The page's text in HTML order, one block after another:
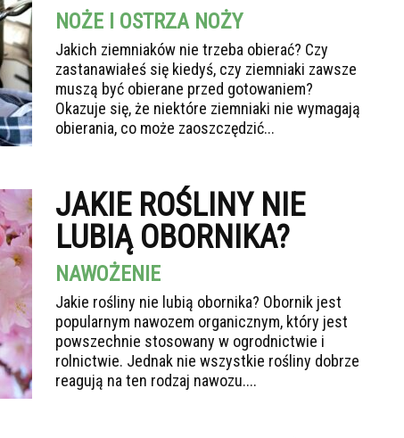
NOŻE I OSTRZA NOŻY
Jakich ziemniaków nie trzeba obierać? Czy
zastanawiałeś się kiedyś, czy ziemniaki zawsze
muszą być obierane przed gotowaniem?
Okazuje się, że niektóre ziemniaki nie wymagają
obierania, co może zaoszczędzić...
JAKIE ROŚLINY NIE
LUBIĄ OBORNIKA?
NAWOŻENIE
Jakie rośliny nie lubią obornika? Obornik jest
popularnym nawozem organicznym, który jest
powszechnie stosowany w ogrodnictwie i
rolnictwie. Jednak nie wszystkie rośliny dobrze
reagują na ten rodzaj nawozu....